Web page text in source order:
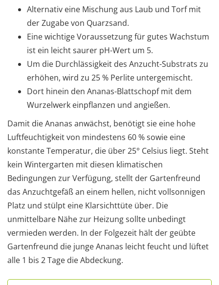
Alternativ eine Mischung aus Laub und Torf mit
der Zugabe von Quarzsand.
Eine wichtige Voraussetzung für gutes Wachstum
ist ein leicht saurer pH-Wert um 5.
Um die Durchlässigkeit des Anzucht-Substrats zu
erhöhen, wird zu 25 % Perlite untergemischt.
Dort hinein den Ananas-Blattschopf mit dem
Wurzelwerk einpflanzen und angießen.
Damit die Ananas anwächst, benötigt sie eine hohe
Luftfeuchtigkeit von mindestens 60 % sowie eine
konstante Temperatur, die über 25° Celsius liegt. Steht
kein Wintergarten mit diesen klimatischen
Bedingungen zur Verfügung, stellt der Gartenfreund
das Anzuchtgefäß an einem hellen, nicht vollsonnigen
Platz und stülpt eine Klarsichttüte über. Die
unmittelbare Nähe zur Heizung sollte unbedingt
vermieden werden. In der Folgezeit hält der geübte
Gartenfreund die junge Ananas leicht feucht und lüftet
alle 1 bis 2 Tage die Abdeckung.